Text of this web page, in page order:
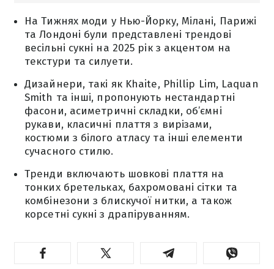
На Тижнях моди у Нью-Йорку, Мілані, Парижі
та Лондоні були представлені трендові
весільні сукні на 2025 рік з акцентом на
текстури та силуети.
Дизайнери, такі як Khaite, Phillip Lim, Laquan
Smith та інші, пропонують нестандартні
фасони, асиметричні складки, об’ємні
рукави, класичні плаття з вирізами,
костюми з білого атласу та інші елементи
сучасного стилю.
Тренди включають шовкові плаття на
тонких бретельках, бахромовані сітки та
комбінезони з блискучої нитки, а також
корсетні сукні з драпіруванням.